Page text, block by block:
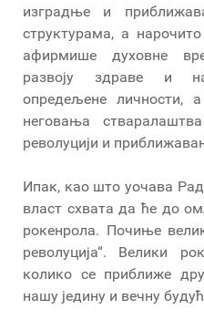
изградње и
структурама, а
афирмише духовне
развоју здраве и
опредељене личности,
неговања
револуцији и
Ипак, као што уочава
власт схвата да ће до
рокенрола. Почиње
револуција“. Велики
колико се приближе
нашу једину и вечну